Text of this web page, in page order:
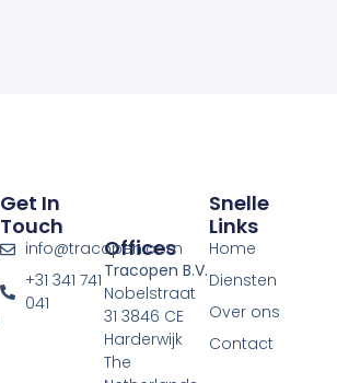
Snelle
Links
Home
Diensten
Over ons
Contact
Offices
Tracopen B.V.
Nobelstraat
31 3846 CE
Harderwijk
The
Get In
Touch
info@tracopen.com
+31 341 741
041